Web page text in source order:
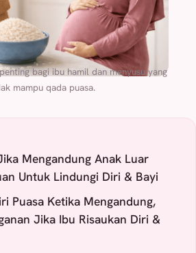
bagi ibu hamil dan menyusu yang
mampu qada puasa.
Mengandung Anak Luar
Untuk Lindungi Diri & Bayi
Puasa Ketika Mengandung,
Jika Ibu Risaukan Diri &